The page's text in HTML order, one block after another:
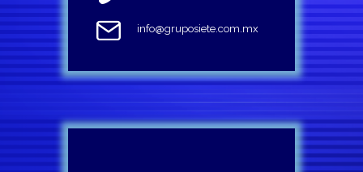
info@gruposiete.com.mx